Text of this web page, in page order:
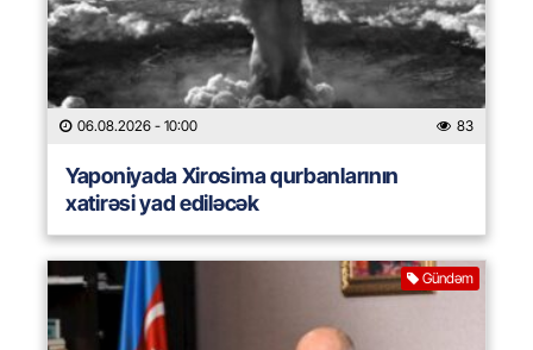
06.08.2026 - 10:00 83
Yaponiyada Xirosima qurbanlarının
xatirəsi yad ediləcək
Gündəm